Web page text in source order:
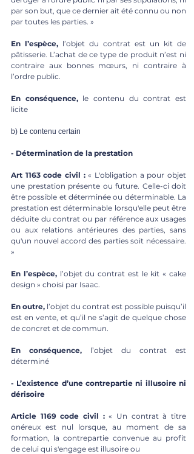
par son but, que ce dernier ait été connu ou non
par toutes les parties. »
En l’espèce, l’objet du contrat est un kit de
pâtisserie. L’achat de ce type de produit n’est ni
contraire aux bonnes mœurs, ni contraire à
l’ordre public.
En conséquence, le contenu du contrat est
licite
b) Le contenu certain
- Détermination de la prestation
Art 1163 code civil : « L'obligation a pour objet
une prestation présente ou future. Celle-ci doit
être possible et déterminée ou déterminable. La
prestation est déterminable lorsqu'elle peut être
déduite du contrat ou par référence aux usages
ou aux relations antérieures des parties, sans
qu'un nouvel accord des parties soit nécessaire.
»
En l’espèce, l’objet du contrat est le kit « cake
design » choisi par Isaac.
En outre, l’objet du contrat est possible puisqu’il
est en vente, et qu’il ne s’agit de quelque chose
de concret et de commun.
En conséquence, l’objet du contrat est
déterminé
- L’existence d’une contrepartie ni illusoire ni
dérisoire
Article 1169 code civil : « Un contrat à titre
onéreux est nul lorsque, au moment de sa
formation, la contrepartie convenue au profit
de celui qui s'engage est illusoire ou